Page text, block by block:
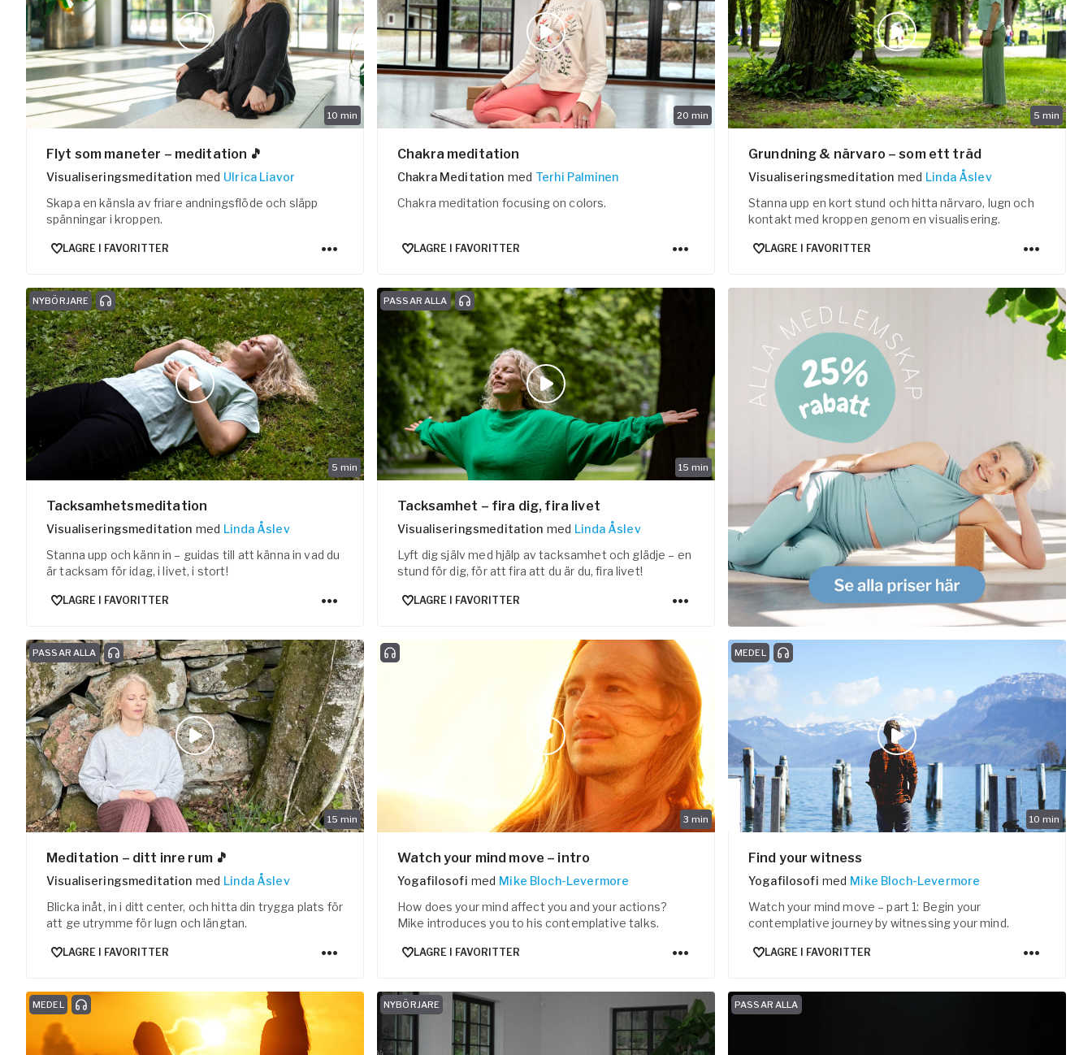
10 min
Flyt som maneter – meditation 🎵
Visualiseringsmeditation med Ulrica Liavor
Skapa en känsla av friare andningsflöde och släpp
spänningar i kroppen.
LAGRE I FAVORITTER
20 min
Chakra meditation
Chakra Meditation med Terhi Palminen
Chakra meditation focusing on colors.
LAGRE I FAVORITTER
5 min
Grundning & närvaro – som ett träd
Visualiseringsmeditation med Linda Åslev
Stanna upp en kort stund och hitta närvaro, lugn och
kontakt med kroppen genom en visualisering.
LAGRE I FAVORITTER
5 min
NYBÖRJARE
Tacksamhetsmeditation
Visualiseringsmeditation med Linda Åslev
Stanna upp och känn in – guidas till att känna in vad du
är tacksam för idag, i livet, i stort!
LAGRE I FAVORITTER
15 min
PASSAR ALLA
Tacksamhet – fira dig, fira livet
Visualiseringsmeditation med Linda Åslev
Lyft dig själv med hjälp av tacksamhet och glädje – en
stund för dig, för att fira att du är du, fira livet!
LAGRE I FAVORITTER
15 min
PASSAR ALLA
Meditation – ditt inre rum 🎵
Visualiseringsmeditation med Linda Åslev
Blicka inåt, in i ditt center, och hitta din trygga plats för
att ge utrymme för lugn och längtan.
LAGRE I FAVORITTER
3 min
Watch your mind move – intro
Yogafilosofi med Mike Bloch-Levermore
How does your mind affect you and your actions?
Mike introduces you to his contemplative talks.
LAGRE I FAVORITTER
10 min
MEDEL
Find your witness
Yogafilosofi med Mike Bloch-Levermore
Watch your mind move – part 1: Begin your
contemplative journey by witnessing your mind.
LAGRE I FAVORITTER
MEDEL NYBÖRJARE PASSAR ALLA